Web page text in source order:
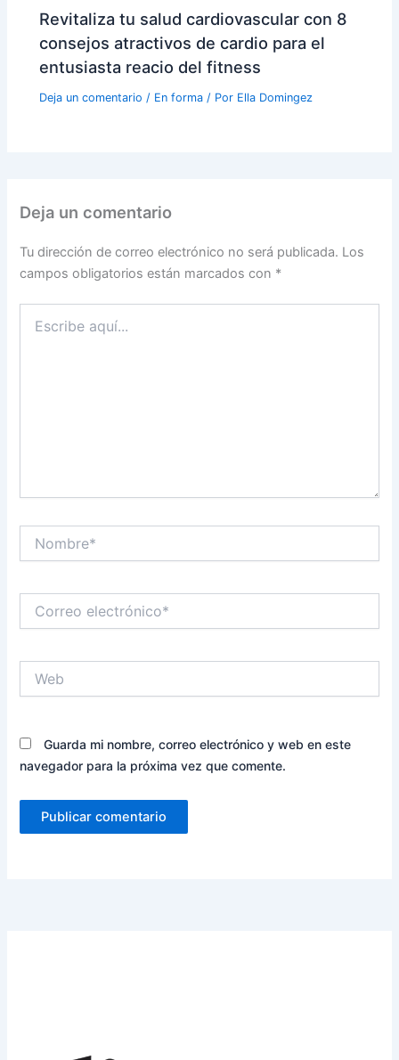
Revitaliza tu salud cardiovascular con 8
consejos atractivos de cardio para el
entusiasta reacio del fitness
Deja un comentario / En forma / Por Ella Domingez
Deja un comentario
Tu dirección de correo electrónico no será publicada. Los
campos obligatorios están marcados con *
aquí...
electrónico*
Guarda mi nombre, correo electrónico y web en este
navegador para la próxima vez que comente.